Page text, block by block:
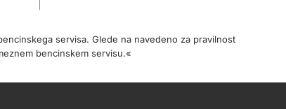
servisa. Glede na navedeno za pravilnost
bencinskem servisu.«